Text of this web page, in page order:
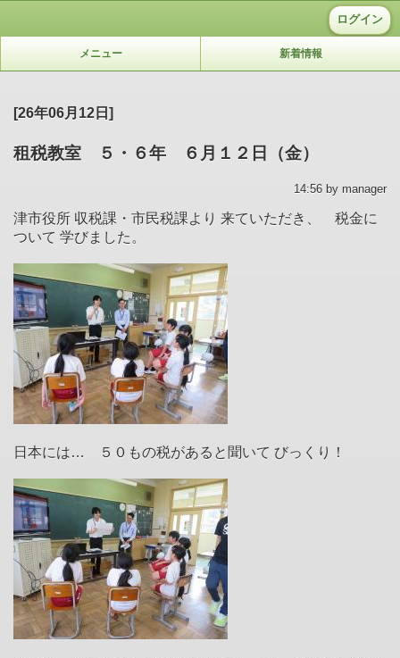
ログイン
メニュー 新着情報
[26年06月12日]
租税教室 ５・６年 ６月１２日（金）
14:56 by manager
津市役所 収税課・市民税課より 来ていただき、 税金に
ついて 学びました。
日本には… ５０もの税があると聞いて びっくり！